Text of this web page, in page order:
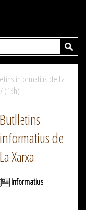
informatius de La
(13h)
Butlletins
informatius de
La Xarxa
Informatius